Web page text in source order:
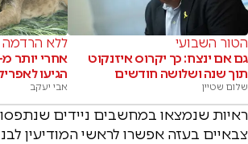
הטור השבועי
גם אם ינצח: כך יקרוס איזנקוט
תוך שנה ושלושה חודשים
שלום שטיין
ללא הרדמה
הגיעו
אבי יעקב
ראיות שנמצאו במחשבים ניידים
צבאיים בעזה אפשרו לראשי המודיעין